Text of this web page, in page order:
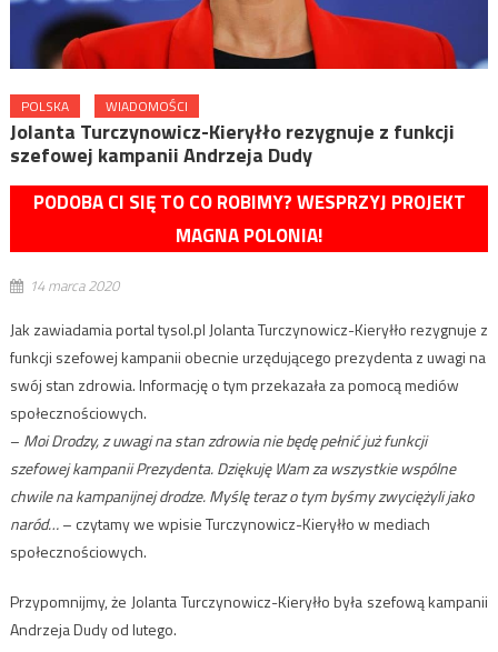
POLSKA WIADOMOŚCI
Jolanta Turczynowicz-Kieryłło rezygnuje z funkcji
szefowej kampanii Andrzeja Dudy
PODOBA CI SIĘ TO CO ROBIMY? WESPRZYJ PROJEKT
MAGNA POLONIA!
14 marca 2020
Jak zawiadamia portal tysol.pl Jolanta Turczynowicz-Kieryłło rezygnuje z
funkcji szefowej kampanii obecnie urzędującego prezydenta z uwagi na
swój stan zdrowia. Informację o tym przekazała za pomocą mediów
społecznościowych.
– Moi Drodzy, z uwagi na stan zdrowia nie będę pełnić już funkcji
szefowej kampanii Prezydenta. Dziękuję Wam za wszystkie wspólne
chwile na kampanijnej drodze. Myślę teraz o tym byśmy zwyciężyli jako
naród…– czytamy we wpisie Turczynowicz-Kieryłło w mediach
społecznościowych.
Przypomnijmy, że Jolanta Turczynowicz-Kieryłło była szefową kampanii
Andrzeja Dudy od lutego.